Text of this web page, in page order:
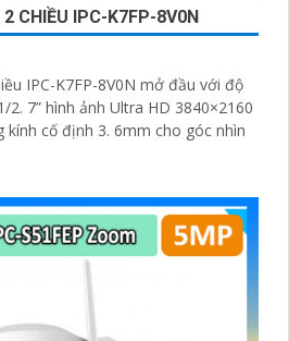
CHIỀU IPC-K7FP-8V0N
IPC-K7FP-8V0N mở đầu với độ
2. 7” hình ảnh Ultra HD 3840×2160
kính cố định 3. 6mm cho góc nhìn